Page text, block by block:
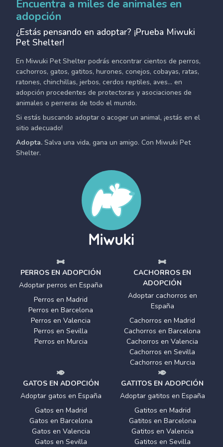
Encuentra a miles de animales en
adopción
¿Estás pensando en adoptar? ¡Prueba Miwuki
Pet Shelter!
En Miwuki Pet Shelter podrás encontrar cientos de perros,
cachorros, gatos, gatitos, hurones, conejos, cobayas, ratas,
ratones, chinchillas, jerbos, cerdos reptiles, aves... en
adopción procedentes de protectoras y asociaciones de
animales o perreras de todo el mundo.
Si estás buscando adoptar o acoger un animal, ¡estás en el
sitio adecuado!
Adopta. Salva una vida, gana un amigo. Con Miwuki Pet
Shelter.
PERROS EN ADOPCIÓN
Adoptar perros en España
Perros en Madrid
Perros en Barcelona
Perros en Valencia
Perros en Sevilla
Perros en Murcia
CACHORROS EN
ADOPCIÓN
Adoptar cachorros en
España
Cachorros en Madrid
Cachorros en Barcelona
Cachorros en Valencia
Cachorros en Sevilla
Cachorros en Murcia
GATOS EN ADOPCIÓN
Adoptar gatos en España
Gatos en Madrid
Gatos en Barcelona
Gatos en Valencia
Gatos en Sevilla
GATITOS EN ADOPCIÓN
Adoptar gatitos en España
Gatitos en Madrid
Gatitos en Barcelona
Gatitos en Valencia
Gatitos en Sevilla